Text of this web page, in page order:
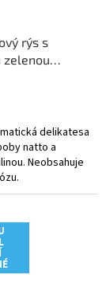
rýs s
delikatesa
natto a
Neobsahuje